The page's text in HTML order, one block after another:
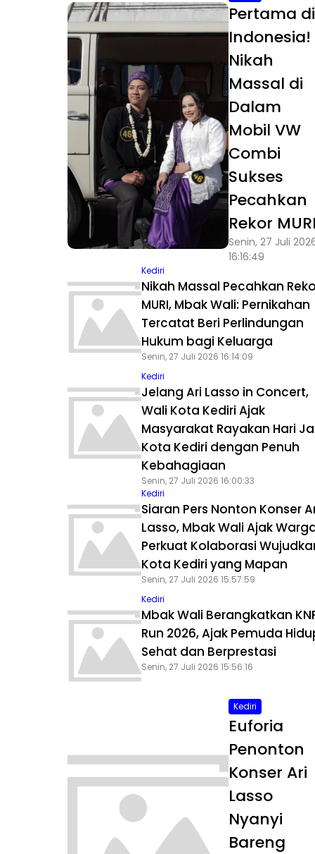
Pertama di
Indonesia!
Nikah
Massal di
Dalam
Mobil VW
Combi
Sukses
Pecahkan
Rekor
Senin, 27 Juli
16:16:49
Kediri
Nikah Massal Pecahkan
MURI, Mbak Wali: Pernikahan
Tercatat Beri Perlindungan
Hukum bagi Keluarga
Senin, 27 Juli 2026 16:14:09
Kediri
Jelang Ari Lasso in Concert,
Wali Kota Kediri Ajak
Masyarakat Rayakan Hari
Kota Kediri dengan Penuh
Kebahagiaan
Senin, 27 Juli 2026 16:00:33
Kediri
Siaran Pers Nonton Konser
Lasso, Mbak Wali Ajak
Perkuat Kolaborasi
Kota Kediri yang Mapan
Senin, 27 Juli 2026 15:57:59
Kediri
Mbak Wali Berangkatkan
Run 2026, Ajak Pemuda
Sehat dan Berprestasi
Senin, 27 Juli 2026 15:56:16
Kediri
Euforia
Penonton
Konser Ari
Lasso
Nyanyi
Bareng